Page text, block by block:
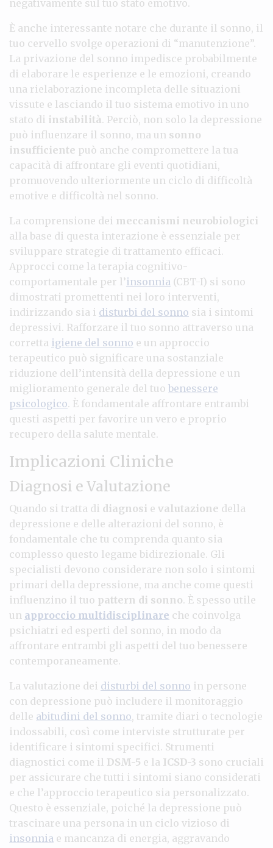
negativamente sul tuo stato emotivo.
È anche interessante notare che durante il sonno, il
tuo cervello svolge operazioni di “manutenzione”.
La privazione del sonno impedisce probabilmente
di elaborare le esperienze e le emozioni, creando
una rielaborazione incompleta delle situazioni
vissute e lasciando il tuo sistema emotivo in uno
stato di instabilità. Perciò, non solo la depressione
può influenzare il sonno, ma un sonno
insufficiente può anche compromettere la tua
capacità di affrontare gli eventi quotidiani,
promuovendo ulteriormente un ciclo di difficoltà
emotive e difficoltà nel sonno.
La comprensione dei meccanismi neurobiologici
alla base di questa interazione è essenziale per
sviluppare strategie di trattamento efficaci.
Approcci come la terapia cognitivo-
comportamentale per l’insonnia (CBT-I) si sono
dimostrati promettenti nei loro interventi,
indirizzando sia i disturbi del sonno sia i sintomi
depressivi. Rafforzare il tuo sonno attraverso una
corretta igiene del sonno e un approccio
terapeutico può significare una sostanziale
riduzione dell’intensità della depressione e un
miglioramento generale del tuo benessere
psicologico. È fondamentale affrontare entrambi
questi aspetti per favorire un vero e proprio
recupero della salute mentale.
Implicazioni Cliniche
Diagnosi e Valutazione
Quando si tratta di diagnosi e valutazione della
depressione e delle alterazioni del sonno, è
fondamentale che tu comprenda quanto sia
complesso questo legame bidirezionale. Gli
specialisti devono considerare non solo i sintomi
primari della depressione, ma anche come questi
influenzino il tuo pattern di sonno. È spesso utile
un approccio multidisciplinare che coinvolga
psichiatri ed esperti del sonno, in modo da
affrontare entrambi gli aspetti del tuo benessere
contemporaneamente.
La valutazione dei disturbi del sonno in persone
con depressione può includere il monitoraggio
delle abitudini del sonno, tramite diari o tecnologie
indossabili, così come interviste strutturate per
identificare i sintomi specifici. Strumenti
diagnostici come il DSM-5 e la ICSD-3 sono cruciali
per assicurare che tutti i sintomi siano considerati
e che l’approccio terapeutico sia personalizzato.
Questo è essenziale, poiché la depressione può
trascinare una persona in un ciclo vizioso di
insonnia e mancanza di energia, aggravando